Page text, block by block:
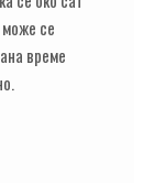
се
време